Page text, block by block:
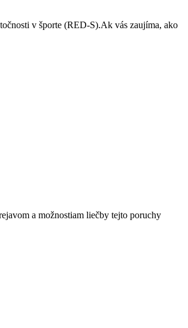
v športe (RED-S).Ak vás zaujíma, ako
a možnostiam liečby tejto poruchy